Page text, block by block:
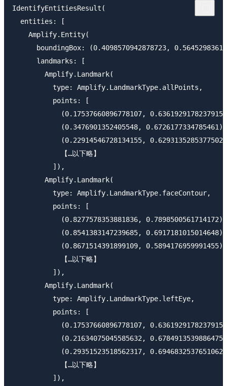
IdentifyEntitiesResult(
  entities: [
    Amplify.Entity(
boundingBox: (0.4098570942878723,
      landmarks: [
        Amplify.Landmark(
          type: Amplify.LandmarkType.allPoints,
          points: [
(0.17537660896778107,
(0.3476901352405548,
(0.22914546728134155,
            【…以下略】
          ]),
        Amplify.Landmark(
          type: Amplify.LandmarkType.faceContour,
          points: [
(0.8277578353881836,
(0.8541383147239685,
            (0.8671514391899109, 0.5894176959991455),
            【…以下略】
          ]),
        Amplify.Landmark(
          type: Amplify.LandmarkType.leftEye,
          points: [
(0.17537660896778107,
(0.21634075045585632,
(0.29351523518562317,
            【…以下略】
          ]),